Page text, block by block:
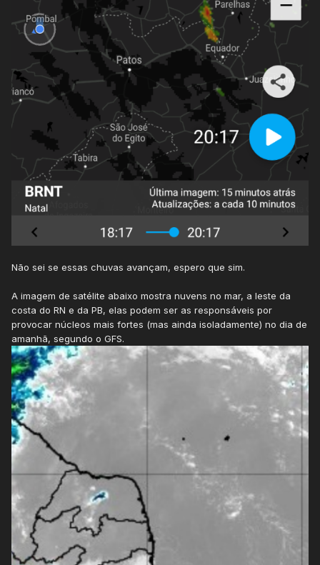
Não sei se essas chuvas avançam, espero que sim.
A imagem de satélite abaixo mostra nuvens no mar, a leste da
costa do RN e da PB, elas podem ser as responsáveis por
provocar núcleos mais fortes (mas ainda isoladamente) no dia de
amanhã, segundo o GFS.